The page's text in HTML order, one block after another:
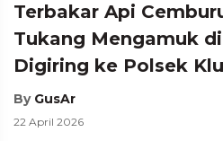
Terbakar Api
Tukang Mengamuk
Digiring ke Polsek
By GusAr
22 April 2026